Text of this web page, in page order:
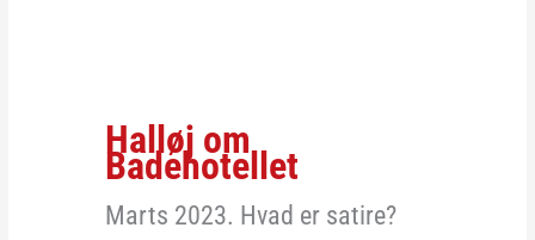
Halløj om
Badehotellet
Marts 2023. Hvad er satire?